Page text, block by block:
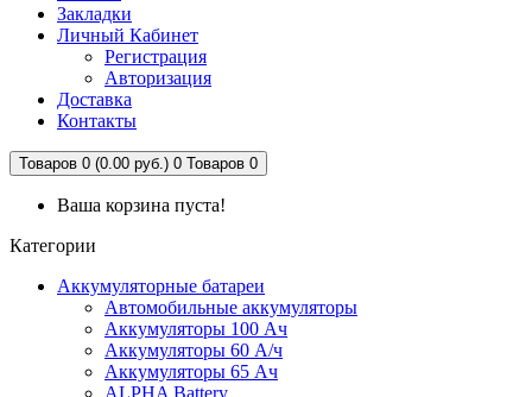
Закладки
Личный Кабинет
Регистрация
Авторизация
Доставка
Контакты
Товаров 0 (0.00 руб.) 0 Товаров 0
Ваша корзина пуста!
Категории
Аккумуляторные батареи
Автомобильные аккумуляторы
Аккумуляторы 100 Ач
Аккумуляторы 60 А/ч
Аккумуляторы 65 Ач
ALPHA Battery